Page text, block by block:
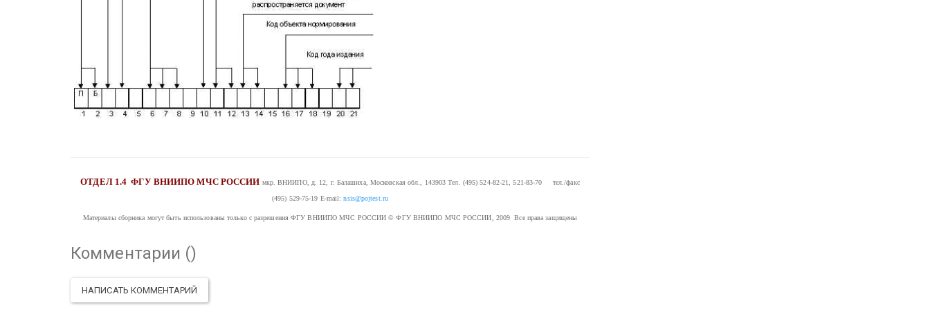
ОТДЕЛ 1.4ФГУ ВНИИПО МЧС РОССИИ мкр. ВНИИПО, д. 12, г. Балашиха, Московская обл., 143903 Тел. (495) 524-82-21, 521-83-70 тел./факс
(495) 529-75-19 E-mail:nsis@pojtest.ru
Материалы сборника могут быть использованы только с разрешения ФГУ ВНИИПО МЧС РОССИИ © ФГУ ВНИИПО МЧС РОССИИ, 2009 Все права защищены
Комментарии ()
НАПИСАТЬ КОММЕНТАРИЙ